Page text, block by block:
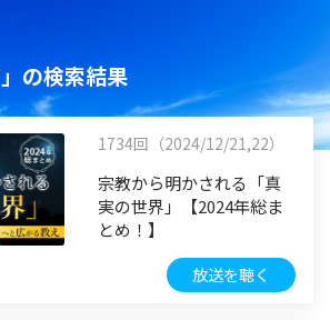
の検索結果
1734回（2024/12/21,22）
宗教から明かされる「真
実の世界」【2024年総ま
とめ！】
放送を聴く